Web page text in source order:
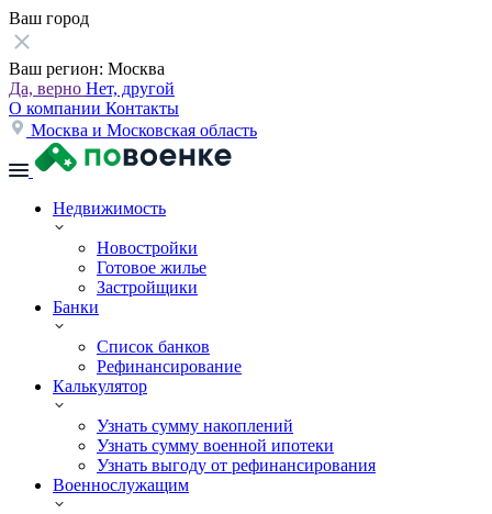
Ваш город
Ваш регион: Москва
Да, верно Нет, другой
О компании Контакты
Москва и Московская область
Недвижимость
Новостройки
Готовое жилье
Застройщики
Банки
Список банков
Рефинансирование
Калькулятор
Узнать сумму накоплений
Узнать сумму военной ипотеки
Узнать выгоду от рефинансирования
Военнослужащим